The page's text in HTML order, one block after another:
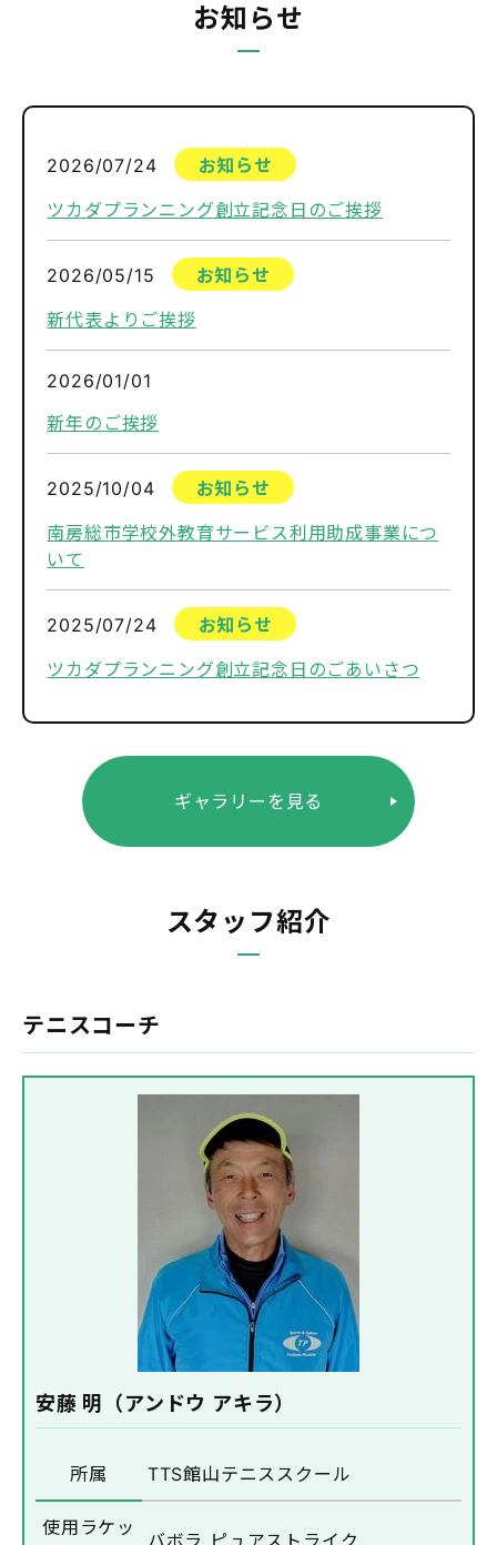
お知らせ
2026/07/24
お知らせ
ツカダプランニング創立記念日のご挨拶
2026/05/15
お知らせ
新代表よりご挨拶
2026/01/01
新年のご挨拶
2025/10/04
お知らせ
南房総市学校外教育サービス利用助成事業につ
いて
2025/07/24
お知らせ
ツカダプランニング創立記念日のごあいさつ
ギャラリーを見る
スタッフ紹介
テニスコーチ
安藤 明（アンドウ アキラ）
所属 TTS館山テニススクール
使用ラケッ
バボラ ピュアストライク